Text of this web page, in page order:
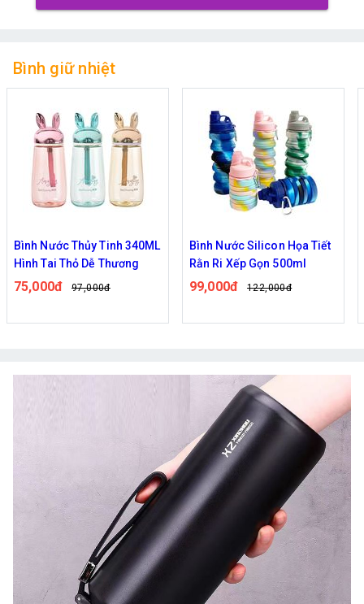
Bình giữ nhiệt
Bình Nước Thủy Tinh 340ML
Hình Tai Thỏ Dễ Thương
75,000đ 97,000đ
Bình Nước Silicon Họa Tiết
Rằn Ri Xếp Gọn 500ml
99,000đ 122,000đ